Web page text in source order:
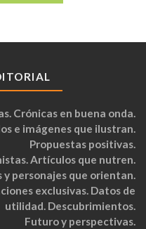
Crónicas en buena onda.
e imágenes que ilustran.
Propuestas positivas.
Artículos que nutren.
y personajes que orientan.
exclusivas. Datos de
utilidad. Descubrimientos.
Futuro y perspectivas.